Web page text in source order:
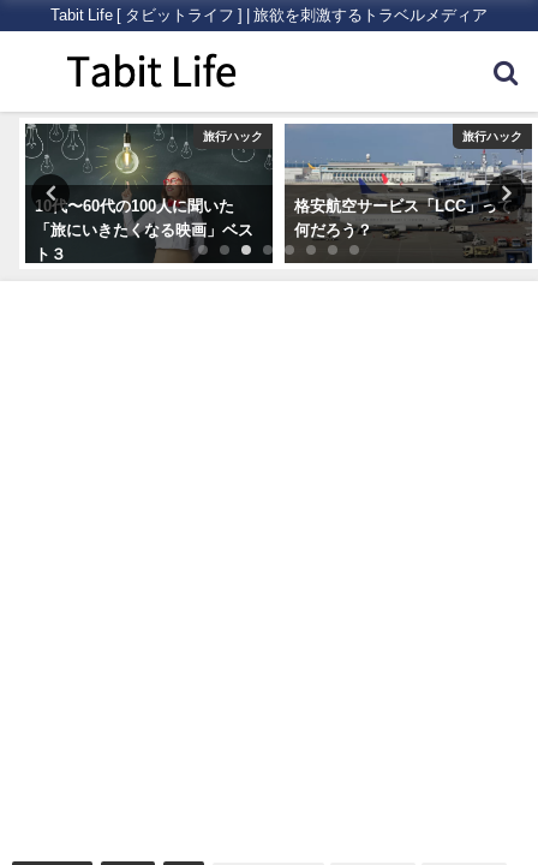
Tabit Life [ タビットライフ ] | 旅欲を刺激するトラベルメディア
旅行ハック
10代〜60代の100人に聞いた
「旅にいきたくなる映画」ベス
ト３
旅行ハック
格安航空サービス「LCC」って
何だろう？